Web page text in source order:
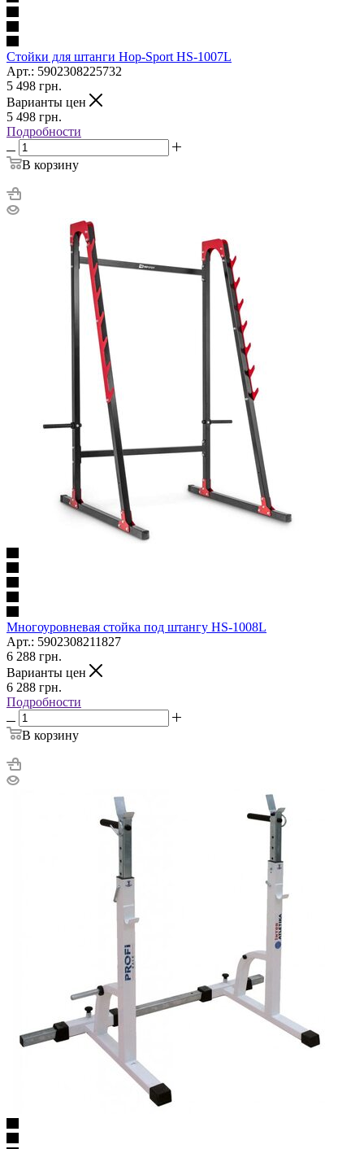
Cтойки для штанги Hop-Sport HS-1007L
Арт.: 5902308225732
5 498 грн.
Варианты цен
5 498 грн.
Подробности
В корзину
Многоуровневая cтойка под штангу HS-1008L
Арт.: 5902308211827
6 288 грн.
Варианты цен
6 288 грн.
Подробности
В корзину